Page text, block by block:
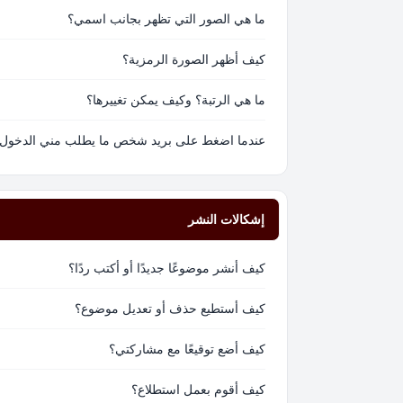
ما هي الصور التي تظهر بجانب اسمي؟
كيف أظهر الصورة الرمزية؟
ما هي الرتبة؟ وكيف يمكن تغييرها؟
عندما اضغط على بريد شخص ما يطلب مني
إشكالات النشر
كيف أنشر موضوعًا جديدًا أو أكتب ردًا؟
كيف أستطيع حذف أو تعديل موضوع؟
كيف أضع توقيعًا مع مشاركتي؟
كيف أقوم بعمل استطلاع؟